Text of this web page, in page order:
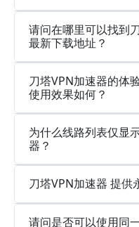
请问在哪里可以找到
最新下载地址？
刀塔VPN加速器的体
使用效果如何？
为什么线路列表仅显
器？
刀塔VPN加速器 提供
请问是否可以使用同